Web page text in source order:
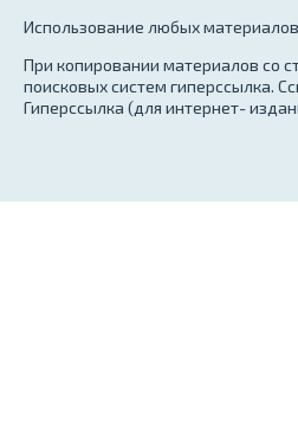
Использование любых
При копировании материалов со
поисковых систем гиперссылка.
Гиперссылка (для интернет-